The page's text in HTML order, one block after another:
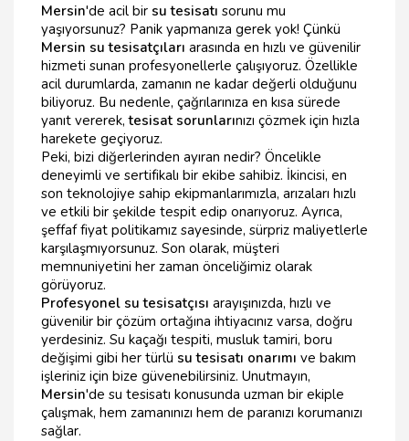
Mersin'de acil bir su tesisatı sorunu mu
yaşıyorsunuz? Panik yapmanıza gerek yok! Çünkü
Mersin su tesisatçıları arasında en hızlı ve güvenilir
hizmeti sunan profesyonellerle çalışıyoruz. Özellikle
acil durumlarda, zamanın ne kadar değerli olduğunu
biliyoruz. Bu nedenle, çağrılarınıza en kısa sürede
yanıt vererek,tesisat sorunlarınızı çözmek için hızla
harekete geçiyoruz.
Peki, bizi diğerlerinden ayıran nedir? Öncelikle
deneyimli ve sertifikalı bir ekibe sahibiz. İkincisi, en
son teknolojiye sahip ekipmanlarımızla, arızaları hızlı
ve etkili bir şekilde tespit edip onarıyoruz. Ayrıca,
şeffaf fiyat politikamız sayesinde, sürpriz maliyetlerle
karşılaşmıyorsunuz. Son olarak, müşteri
memnuniyetini her zaman önceliğimiz olarak
görüyoruz.
Profesyonel su tesisatçısı arayışınızda, hızlı ve
güvenilir bir çözüm ortağına ihtiyacınız varsa, doğru
yerdesiniz. Su kaçağı tespiti, musluk tamiri, boru
değişimi gibi her türlü su tesisatı onarımı ve bakım
işleriniz için bize güvenebilirsiniz. Unutmayın,
Mersin'de su tesisatı konusunda uzman bir ekiple
çalışmak, hem zamanınızı hem de paranızı korumanızı
sağlar.